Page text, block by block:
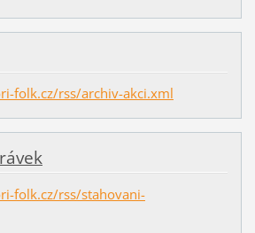
folk.cz/rss/archiv-akci.xml
folk.cz/rss/stahovani-